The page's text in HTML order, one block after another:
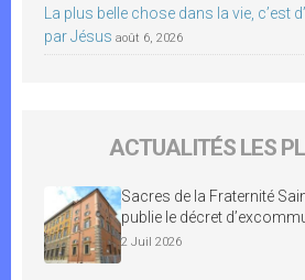
La plus belle chose dans la vie, c’est
par Jésus août 6, 2026
ACTUALITÉS LES
Sacres de la Fraternité
publie le décret
2 Juil 2026